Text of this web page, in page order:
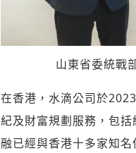
山東省委統戰
在香港，水滴公司於
紀及財富規劃服務，包
融已經與香港十多家知